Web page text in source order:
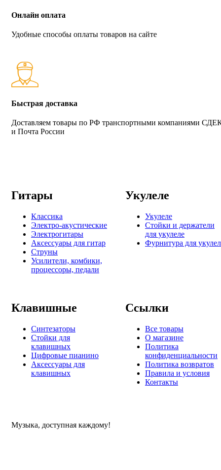
Онлайн оплата
Удобные способы оплаты товаров на сайте
Быстрая доставка
Доставляем товары по РФ транспортными компаниями
и Почта России
Гитары
Классика
Электро-акустические
Электрогитары
Аксессуары для гитар
Струны
Усилители, комбики,
процессоры, педали
Укулеле
Укулеле
Стойки и держатели
для укулеле
Фурнитура для
Клавишные
Синтезаторы
Стойки для
клавишных
Цифровые пианино
Аксессуары для
клавишных
Ссылки
Все товары
О магазине
Политика
конфиденциальности
Политика возвратов
Правила и условия
Контакты
Музыка, доступная каждому!